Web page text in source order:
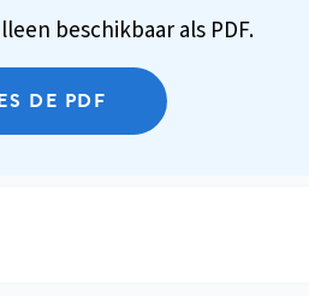
beschikbaar als PDF.
DE PDF